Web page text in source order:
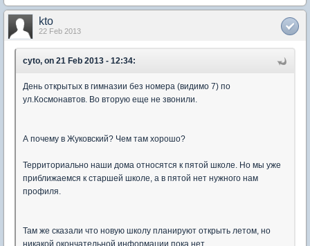
kto
22 Feb 2013
cyto, on 21 Feb 2013 - 12:34:
День открытых в гимназии без номера (видимо 7) по
ул.Космонавтов. Во вторую еще не звонили.
А почему в Жуковский? Чем там хорошо?
Территориально наши дома относятся к пятой школе. Но мы уже
приближаемся к старшей школе, а в пятой нет нужного нам
профиля.
Там же сказали что новую школу планируют открыть летом, но
никакой окончательной информации пока нет.